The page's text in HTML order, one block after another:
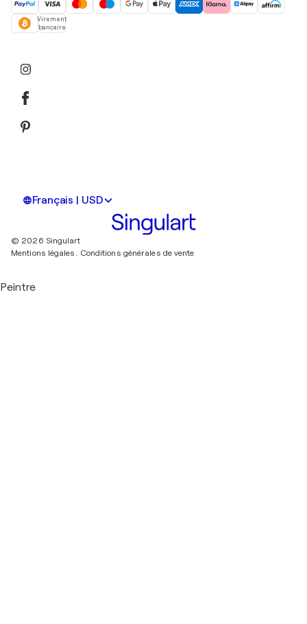
Virement
bancaire
Français | USD
© 2026 Singulart
Mentions légales.
Conditions générales de vente
Peintre